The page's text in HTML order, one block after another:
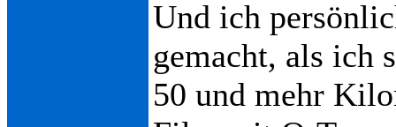
Und ich
gemacht, als ich
50 und mehr